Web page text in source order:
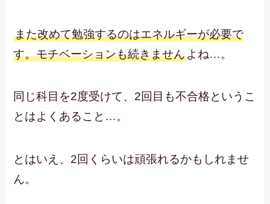
また改めて勉強するのはエネルギーが必要で
す。モチベーションも続きませんよね…。
同じ科目を2度受けて、2回目も不合格というこ
とはよくあること…。
とはいえ、2回くらいは頑張れるかもしれませ
ん。